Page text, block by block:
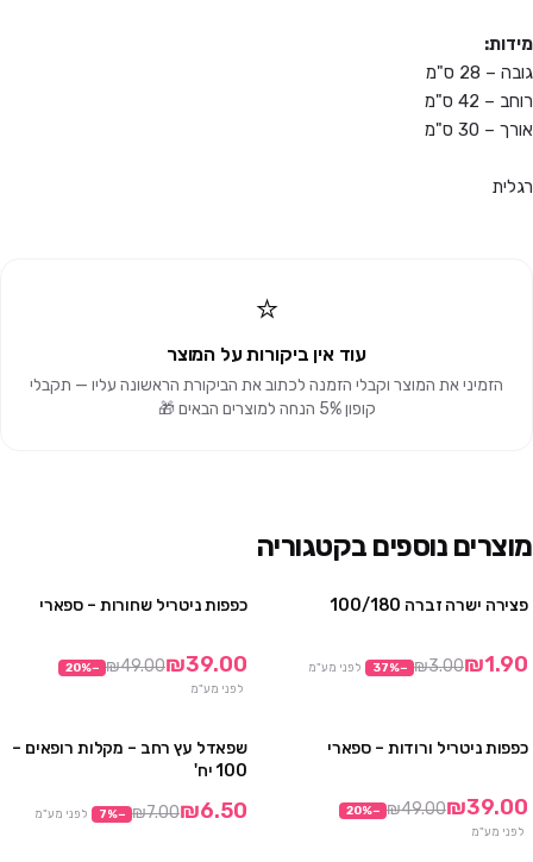
מידות:
גובה – 28 ס"מ
רוחב – 42 ס"מ
אורך – 30 ס"מ
רגלית
⭐
עוד אין ביקורות על המוצר
הזמיני את המוצר וקבלי הזמנה לכתוב את הביקורת הראשונה עליו — תקבלי
קופון 5% הנחה למוצרים הבאים 🎁
מוצרים נוספים בקטגוריה
פצירה ישרה זברה 100/180
₪1.90
₪3.00
−
37% לפני מע"מ
כפפות ניטריל שחורות – ספארי
₪39.00
₪49.00
−
20%
לפני מע"מ
כפפות ניטריל ורודות – ספארי
₪39.00
₪49.00
−
20%
לפני מע"מ
שפאדל עץ רחב – מקלות רופאים –
100 יח'
₪6.50
₪7.00
−
7% לפני מע"מ